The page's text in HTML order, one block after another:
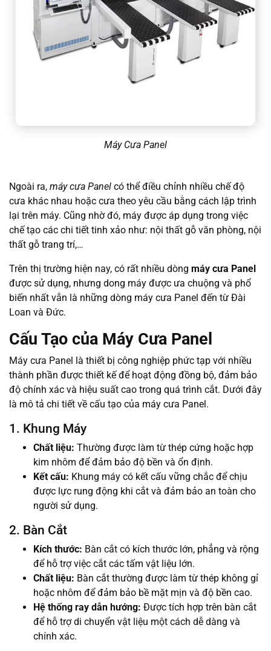
Máy Cưa Panel
Ngoài ra, máy cưa Panel có thể điều chỉnh nhiều chế độ
cưa khác nhau hoặc cưa theo yêu cầu bằng cách lập trình
lại trên máy. Cũng nhờ đó, máy được áp dụng trong việc
chế tạo các chi tiết tinh xảo như: nội thất gỗ văn phòng, nội
thất gỗ trang trí,…
Trên thị trường hiện nay, có rất nhiều dòng máy cưa Panel
được sử dụng, nhưng dong máy được ưa chuộng và phổ
biến nhất vẫn là những dòng máy cưa Panel đến từ Đài
Loan và Đức.
Cấu Tạo của Máy Cưa Panel
Máy cưa Panel là thiết bị công nghiệp phức tạp với nhiều
thành phần được thiết kế để hoạt động đồng bộ, đảm bảo
độ chính xác và hiệu suất cao trong quá trình cắt. Dưới đây
là mô tả chi tiết về cấu tạo của máy cưa Panel.
1. Khung Máy
Chất liệu: Thường được làm từ thép cứng hoặc hợp
kim nhôm để đảm bảo độ bền và ổn định.
Kết cấu: Khung máy có kết cấu vững chắc để chịu
được lực rung động khi cắt và đảm bảo an toàn cho
người sử dụng.
2. Bàn Cắt
Kích thước: Bàn cắt có kích thước lớn, phẳng và rộng
để hỗ trợ việc cắt các tấm vật liệu lớn.
Chất liệu: Bàn cắt thường được làm từ thép không gỉ
hoặc nhôm để đảm bảo bề mặt mịn và độ bền cao.
Hệ thống ray dẫn hướng: Được tích hợp trên bàn cắt
để hỗ trợ di chuyển vật liệu một cách dễ dàng và
chính xác.